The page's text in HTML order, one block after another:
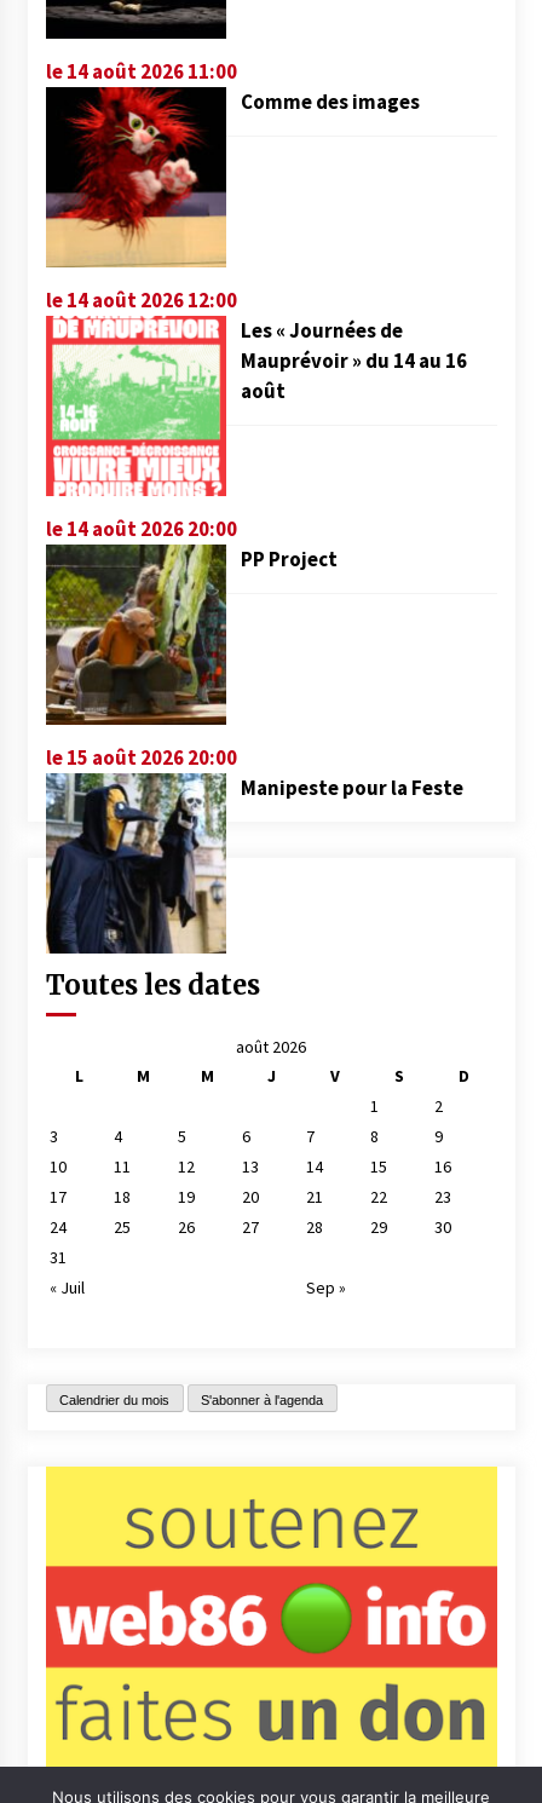
le 14 août 2026 11:00
Comme des images
le 14 août 2026 12:00
Les « Journées de
Mauprévoir » du 14 au 16
août
le 14 août 2026 20:00
PP Project
le 15 août 2026 20:00
Manipeste pour la Feste
Toutes les dates
août 2026
L
M M J V S
D
1
2
3
4 5 6 7 8
9
10
11 12 13 14 15
16
17
18 19 20 21 22
23
24
25 26 27 28 29
30
31
« Juil
Sep »
Calendrier du mois S'abonner à l'agenda
Nous utilisons des cookies pour vous garantir la meilleure